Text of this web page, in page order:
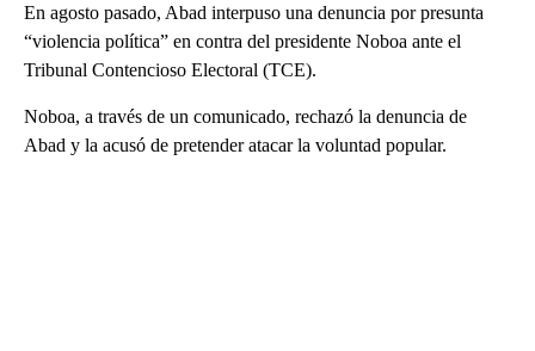
En agosto pasado, Abad interpuso una denuncia por presunta
“violencia política” en contra del presidente Noboa ante el
Tribunal Contencioso Electoral (TCE).
Noboa, a través de un comunicado, rechazó la denuncia de
Abad y la acusó de pretender atacar la voluntad popular.